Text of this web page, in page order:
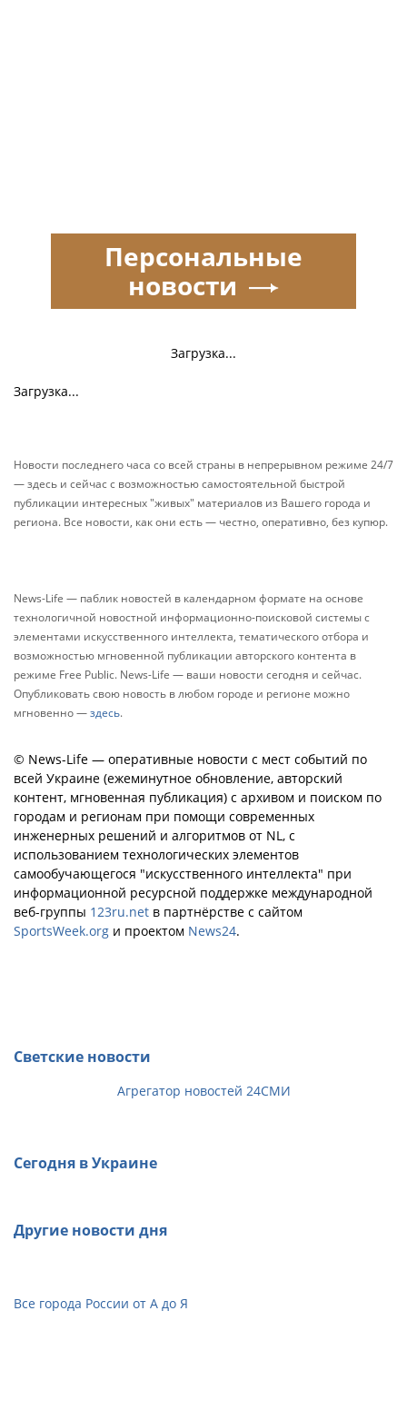
Загрузка...
Загрузка...
Персональные
новости
Новости последнего часа со всей страны в непрерывном режиме 24/7
— здесь и сейчас с возможностью самостоятельной быстрой
публикации интересных "живых" материалов из Вашего города и
региона. Все новости, как они есть — честно, оперативно, без купюр.
News-Life — паблик новостей в календарном формате на основе
технологичной новостной информационно-поисковой системы с
элементами искусственного интеллекта, тематического отбора и
возможностью мгновенной публикации авторского контента в
режиме Free Public. News-Life — ваши новости сегодня и сейчас.
Опубликовать свою новость в любом городе и регионе можно
мгновенно —здесь.
© News-Life — оперативные новости с мест событий по
всей Украине (ежеминутное обновление, авторский
контент, мгновенная публикация) с архивом и поиском по
городам и регионам при помощи современных
инженерных решений и алгоритмов от NL, с
использованием технологических элементов
самообучающегося "искусственного интеллекта" при
информационной ресурсной поддержке международной
веб-группы 123ru.net в партнёрстве с сайтом
SportsWeek.org и проектом News24.
Светские новости
Агрегатор новостей 24СМИ
Сегодня в Украине
Другие новости дня
Все города России от А до Я